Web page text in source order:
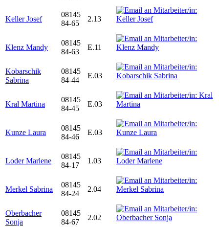
Keller Josef
08145
84-65
2.13
Klenz Mandy
08145
84-63
E.11
Kobarschik
Sabrina
08145
84-44
E.03
Kral Martina
08145
84-45
E.03
Kunze Laura
08145
84-46
E.03
Loder Marlene
08145
84-17
1.03
Merkel Sabrina
08145
84-24
2.04
Oberbacher
Sonja
08145
84-67
2.02